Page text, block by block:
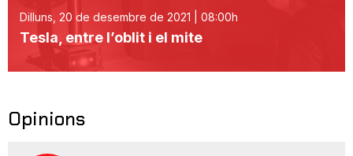
Dilluns, 20 de desembre de 2021 | 08:00h
Tesla, entre l’oblit i el mite
Opinions